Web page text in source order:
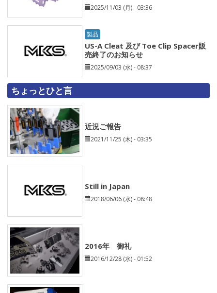
2025/11/03 (月) - 03:36
製品
US-A Cleat 及び Toe Clip Spacer販
売終了のお知らせ
2025/09/03 (水) - 08:37
ちょっとひと言
近況ご報告
2021/11/25 (木) - 03:35
Still in Japan
2018/06/06 (水) - 08:48
2016年 御礼
2016/12/28 (水) - 01:52